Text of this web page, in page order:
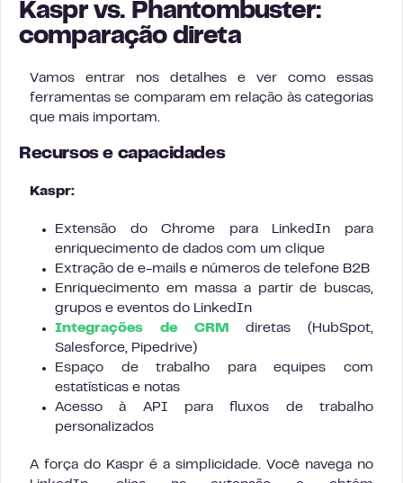
Kaspr vs. Phantombuster:
comparação direta
Vamos entrar nos detalhes e ver como essas
ferramentas se comparam em relação às categorias
que mais importam.
Recursos e capacidades
Kaspr:
Extensão do Chrome para LinkedIn para
enriquecimento de dados com um clique
Extração de e-mails e números de telefone B2B
Enriquecimento em massa a partir de buscas,
grupos e eventos do LinkedIn
Integrações de CRM
diretas (HubSpot,
Salesforce, Pipedrive)
Espaço de trabalho para equipes com
estatísticas e notas
Acesso à API para fluxos de trabalho
personalizados
A força do Kaspr é a simplicidade. Você navega no